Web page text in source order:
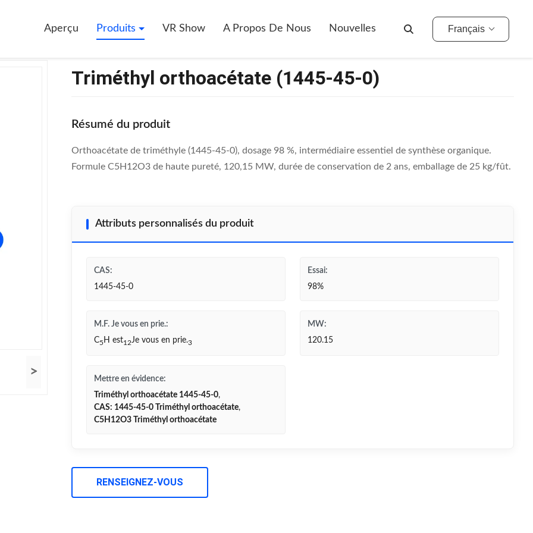
Aperçu Produits VR Show A Propos De Nous Nouvelles Français
>
Triméthyl orthoacétate (1445-45-0)
Résumé du produit
Orthoacétate de triméthyle (1445-45-0), dosage 98 %, intermédiaire essentiel de synthèse organique.
Formule C5H12O3 de haute pureté, 120,15 MW, durée de conservation de 2 ans, emballage de 25 kg/fût.
Attributs personnalisés du produit
CAS:
1445-45-0
Essai:
98%
M.F. Je vous en prie.:
C5 H est12Je vous en prie.3
MW:
120.15
Mettre en évidence:
Triméthyl orthoacétate 1445-45-0,
CAS: 1445-45-0 Triméthyl orthoacétate,
C5H12O3 Triméthyl orthoacétate
RENSEIGNEZ-VOUS